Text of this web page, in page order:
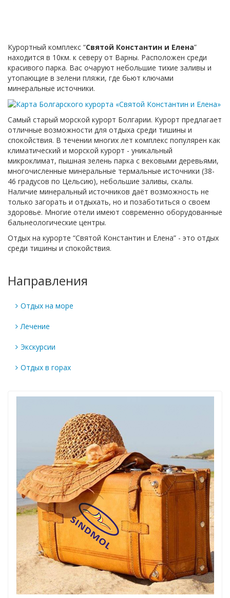
Курортный комплекс “Святой Константин и Елена”
находится в 10км. к северу от Варны. Расположен среди
красивого парка. Вас очаруют небольшие тихие заливы и
утопающие в зелени пляжи, где бьют ключами
минеральные источники.
Самый старый морской курорт Болгарии. Курорт предлагает
отличные возможности для отдыха среди тишины и
спокойствия. В течении многих лет комплекс популярен как
климатический и морской курорт - уникальный
микроклимат, пышная зелень парка с вековыми деревьями,
многочисленные минеральные термальные источники (38-
46 градусов по Цельсию), небольшие заливы, скалы.
Наличие минеральный источников даёт возможность не
только загорать и отдыхать, но и позаботиться о своем
здоровье. Многие отели имеют современно оборудованные
бальнеологические центры.
Отдых на курорте “Святой Константин и Елена” - это отдых
среди тишины и спокойствия.
Направления
Отдых на море
Лечение
Экскурсии
Отдых в горах